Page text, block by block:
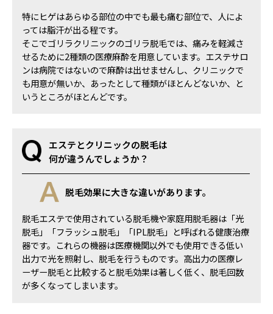
特にヒゲはあらゆる部位の中でも最も痛む部位で、人によ
っては脂汗が出る程です。
そこでゴリラクリニックのゴリラ脱毛では、痛みを軽減さ
せるために2種類の医療麻酔を用意しています。エステサロ
ンは病院ではないので麻酔は出せませんし、クリニックで
も用意が無いか、あったとして種類がほとんどないか、と
いうところがほとんどです。
エステとクリニックの脱毛は
何が違うんでしょうか？
脱毛効果に大きな違いがあります。
脱毛エステで使用されている脱毛機や家庭用脱毛器は「光
脱毛」「フラッシュ脱毛」「IPL脱毛」と呼ばれる健康治療
器です。これらの機器は医療機関以外でも使用できる低い
出力で光を照射し、脱毛を行うものです。高出力の医療レ
ーザー脱毛と比較すると脱毛効果は著しく低く、脱毛回数
が多くなってしまいます。